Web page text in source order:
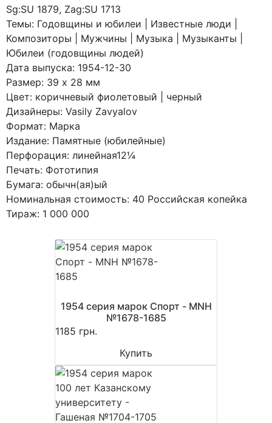
Sg:SU 1879, Zag:SU 1713
Темы: Годовщины и юбилеи | Известные люди |
Композиторы | Мужчины | Музыка | Музыканты |
Юбилеи (годовщины людей)
Дата выпуска: 1954-12-30
Размер: 39 x 28 мм
Цвет: коричневый фиолетовый | черный
Дизайнеры: Vasily Zavyalov
Формат: Марка
Издание: Памятные (юбилейные)
Перфорация: линейная12¼
Печать: Фототипия
Бумага: обычн(ая)ый
Номинальная стоимость: 40 Российская копейка
Тираж: 1 000 000
1954 серия марок Спорт - MNH
№1678-1685
1185 грн.
Купить